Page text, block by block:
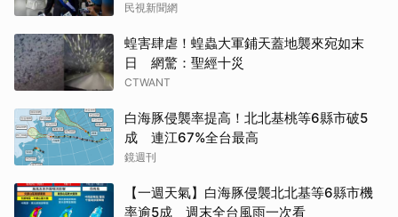
民視新聞網
蝗害肆虐！蝗蟲大軍鋪天蓋地襲來宛如末
日 網驚：聖經十災
CTWANT
白海豚侵襲率提高！北北基桃等6縣市破5
成 連江67%全台最高
鏡週刊
【一週天氣】白海豚侵襲北北基等6縣市機
率逾5成 週末全台風雨一次看